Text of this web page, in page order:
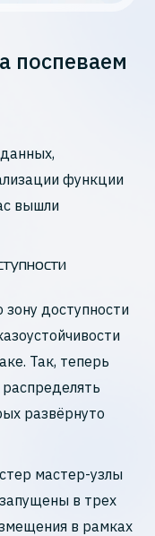
поспеваем
функции
вышли
доступности
Так, теперь
развёрнуто
мастер-узлы
в трех
в рамках